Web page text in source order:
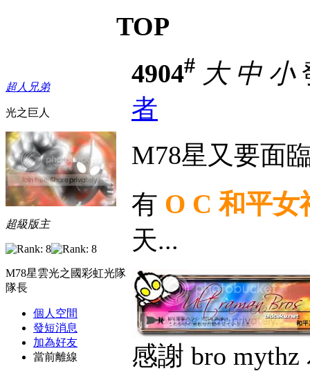
TOP
超人兄弟
光之巨人
超級版主
M78星雲光之國彩虹光隊
隊長
個人空間
發短消息
加為好友
當前離線
4904# 大 中 小
者
M78星又要面
有 O C 和平女
天...
感謝 bro